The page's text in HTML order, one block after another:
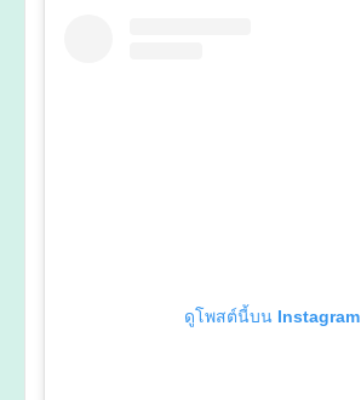
ดูโพสต์นี้บน Instagram